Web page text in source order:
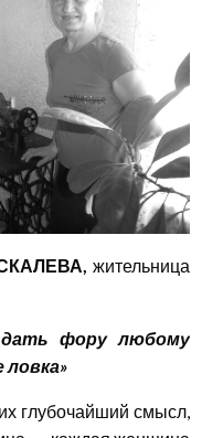
жительница
дать фору любому
ловка»
глубочайший смысл,